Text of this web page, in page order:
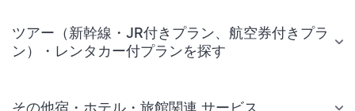
ツアー（新幹線・JR付きプラン、航空券付きプラ
ン）・レンタカー付プランを探す